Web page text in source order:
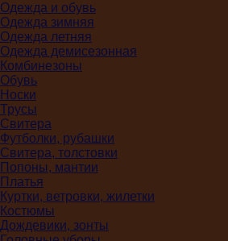
Одежда и обувь
Одежда зимняя
Одежда летняя
Одежда демисезонная
Комбинезоны
Обувь
Носки
Трусы
Свитера
Футболки, рубашки
Свитера, толстовки
Попоны, мантии
Платья
Куртки, ветровки, жилетки
Костюмы
Дождевики, зонты